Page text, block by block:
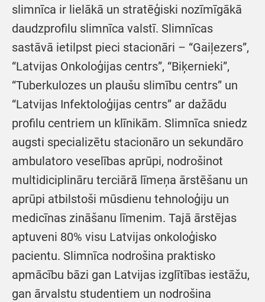
slimnīca ir lielākā un stratēģiski nozīmīgākā
daudzprofilu slimnīca valstī. Slimnīcas
sastāvā ietilpst pieci stacionāri – “Gaiļezers”,
“Latvijas Onkoloģijas centrs”, “Biķernieki”,
“Tuberkulozes un plaušu slimību centrs” un
“Latvijas Infektoloģijas centrs” ar dažādu
profilu centriem un klīnikām. Slimnīca sniedz
augsti specializētu stacionāro un sekundāro
ambulatoro veselības aprūpi, nodrošinot
multidiciplināru terciārā līmeņa ārstēšanu un
aprūpi atbilstoši mūsdienu tehnoloģiju un
medicīnas zināšanu līmenim. Tajā ārstējas
aptuveni 80% visu Latvijas onkoloģisko
pacientu. Slimnīca nodrošina praktisko
apmācību bāzi gan Latvijas izglītības iestāžu,
gan ārvalstu studentiem un nodrošina